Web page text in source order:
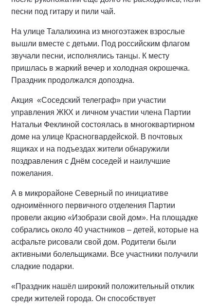
песни под гитару и пили чай.
На улице Талалихина из многоэтажек взрослые
вышли вместе с детьми. Под российским флагом
звучали песни, исполнялись танцы. К месту
пришлась в жаркий вечер и холодная окрошечка.
Праздник продолжался допоздна.
Акция «Соседский телеграф» при участии
управления ЖКХ и личном участии члена Партии
Натальи Феклиной состоялась в многоквартирном
доме на улице Красногвардейской. В почтовых
ящиках и на подъездах жители обнаружили
поздравления с Днём соседей и наилучшие
пожелания.
А в микрорайоне Северный по инициативе
одноимённого первичного отделения Партии
провели акцию «Изобрази свой дом». На площадке
собрались около 40 участников – детей, которые на
асфальте рисовали свой дом. Родители были
активными болельщиками. Все участники получили
сладкие подарки.
«Праздник нашёл широкий положительный отклик
среди жителей города. Он способствует